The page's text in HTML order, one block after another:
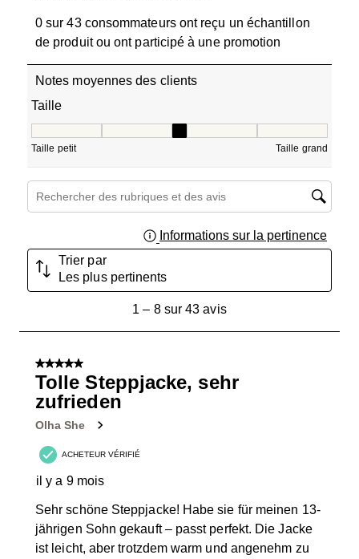
0 sur 43 consommateurs ont reçu un échantillon
de produit ou ont participé à une promotion
Notes moyennes des clients
Taille
Taille petit Taille grand
Zone de recherche de sujet et d'avis
Informations sur la pertinence
Trier par
Les plus pertinents
sur
avis.
1 – 8 sur 43 avis
5 sur 5 étoiles.
Tolle Steppjacke, sehr
zufrieden
Olha She
ACHETEUR VÉRIFIÉ
il y a 9 mois
Sehr schöne Steppjacke! Habe sie für meinen 13-
jährigen Sohn gekauft – passt perfekt. Die Jacke
ist leicht, aber trotzdem warm und angenehm zu